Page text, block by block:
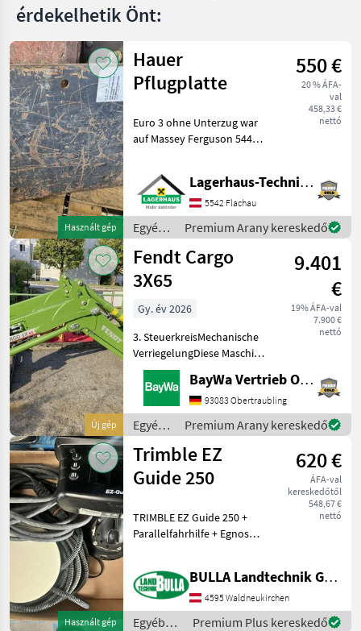
érdekelhetik Önt:
Használt gép
Hauer
Pflugplatte
550 €
20 % ÁFA-
val
458,33 €
nettó
Euro 3 ohne Unterzug war
auf Massey Ferguson 5445
Ihren Besuch
bekanntzugeben, um
ausreichend Zeit für die
Beratung
Lagerhaus-Technik Flachau
5542 Flachau
Egyéb
traktor
tartozékok
/ Hauer
Premium Arany kereskedő
Új gép
Fendt Cargo
3X65
9.401
€
19% ÁFA-val
7.900 €
nettó
Gy. év 2026
3. SteuerkreisMechanische
VerriegelungDiese Maschine
steht an unserem BayWa
Standort in DE - 94107
Untergriesbach.Gerne steht
Ihnen Herr Anetseder Tel.
0151/16104804
BayWa Vertrieb Obertraubling
93083 Obertraubling
Egyéb
traktor
tartozékok
/ Fendt
Premium Arany kereskedő
Használt gép
Trimble EZ
Guide 250
620 €
ÁFA-val
kereskedőtől
548,67 €
nettó
TRIMBLE EZ Guide 250 +
Parallelfahrhilfe + Egnos
benötigt nur einen
Stromanschluss Egyéb
traktor tartozékok Nyomkö
BULLA Landtechnik GmbH
4595 Waldneukirchen
Egyéb
Premium Plus kereskedő